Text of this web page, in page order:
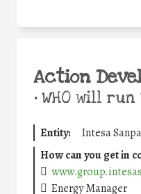
Action
•WHO will
Entity: Intesa
How can you get in
Energy Manager